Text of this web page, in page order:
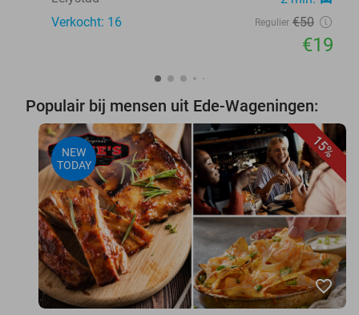
Verkocht: 16 Regulier €50
€19
Populair bij mensen uit Ede-Wageningen:
15%
NEW
TODAY
favorite_border